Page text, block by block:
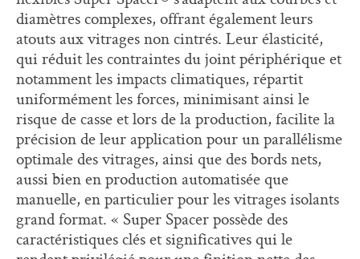
diamètres complexes, offrant également leurs
atouts aux vitrages non cintrés. Leur élasticité,
qui réduit les contraintes du joint périphérique et
notamment les impacts climatiques, répartit
uniformément les forces, minimisant ainsi le
risque de casse et lors de la production, facilite la
précision de leur application pour un parallélisme
optimale des vitrages, ainsi que des bords nets,
aussi bien en production automatisée que
manuelle, en particulier pour les vitrages isolants
grand format. « Super Spacer possède des
caractéristiques clés et significatives qui le